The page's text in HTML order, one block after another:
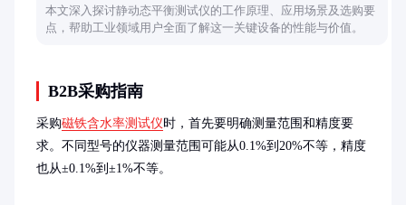
本文深入探讨静动态平衡测试仪的工作原理、应用场景及选购要
点，帮助工业领域用户全面了解这一关键设备的性能与价值。
B2B采购指南
采购磁铁含水率测试仪时，首先要明确测量范围和精度要
求。不同型号的仪器测量范围可能从0.1%到20%不等，精度
也从±0.1%到±1%不等。